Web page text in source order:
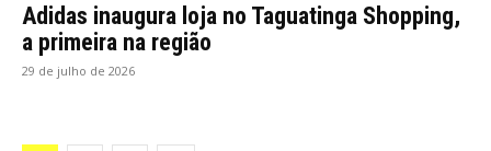
Adidas inaugura loja no Taguatinga Shopping,
a primeira na região
29 de julho de 2026